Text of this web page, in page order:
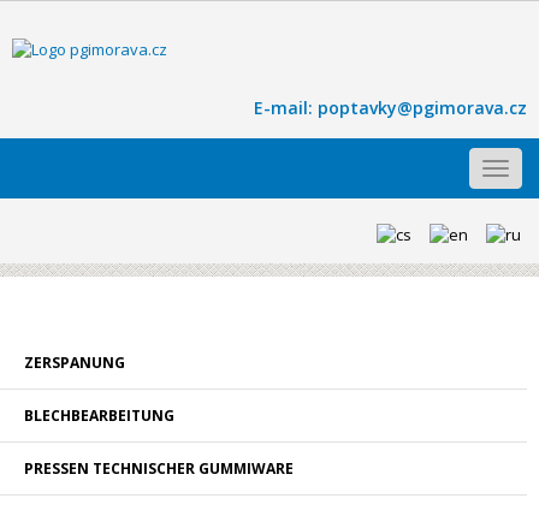
E-mail: poptavky@pgimorava.cz
ZERSPANUNG
BLECHBEARBEITUNG
PRESSEN TECHNISCHER GUMMIWARE